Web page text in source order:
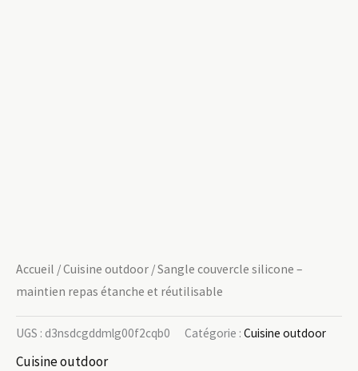
Accueil /Cuisine outdoor / Sangle couvercle silicone –
maintien repas étanche et réutilisable
UGS : d3nsdcgddmlg00f2cqb0 Catégorie : Cuisine outdoor
Cuisine outdoor